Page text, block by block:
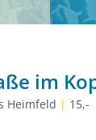
im
Heimfeld | 15,-